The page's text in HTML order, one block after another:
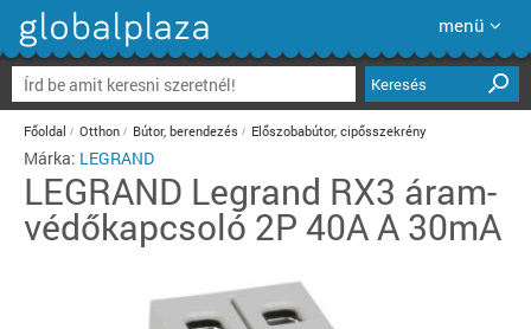
menü
Keresés
Főoldal Otthon Bútor, berendezés Előszobabútor, cipősszekrény
Márka: LEGRAND
LEGRAND Legrand RX3 áram-
védőkapcsoló 2P 40A A 30mA